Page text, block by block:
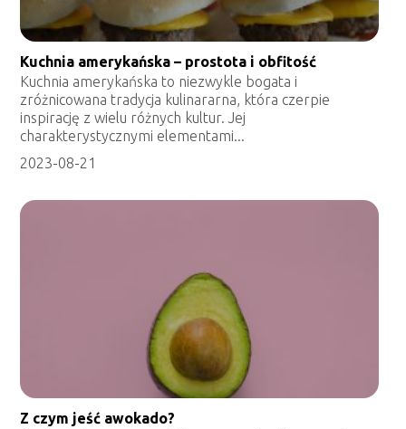
Kuchnia amerykańska – prostota i obfitość
Kuchnia amerykańska to niezwykle bogata i
zróżnicowana tradycja kulinararna, która czerpie
inspirację z wielu różnych kultur. Jej
charakterystycznymi elementami...
2023-08-21
Z czym jeść awokado?